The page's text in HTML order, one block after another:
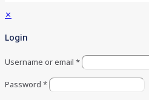
✕
Login
Username or email *
Password *